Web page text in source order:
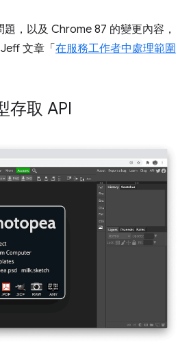
，以及 Chrome 87 的變更內容，
文章「 在服務工作者中處理範圍
存取 API